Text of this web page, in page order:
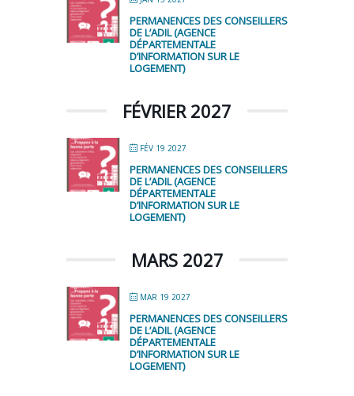
PERMANENCES DES CONSEILLERS
DE L’ADIL (AGENCE
DÉPARTEMENTALE
D’INFORMATION SUR LE
LOGEMENT)
FÉVRIER 2027
FÉV 19 2027
PERMANENCES DES CONSEILLERS
DE L’ADIL (AGENCE
DÉPARTEMENTALE
D’INFORMATION SUR LE
LOGEMENT)
MARS 2027
MAR 19 2027
PERMANENCES DES CONSEILLERS
DE L’ADIL (AGENCE
DÉPARTEMENTALE
D’INFORMATION SUR LE
LOGEMENT)